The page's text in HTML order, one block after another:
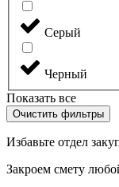
Серый
Черный
Показать все
Очистить фильтры
Избавьте отдел
Закроем смету